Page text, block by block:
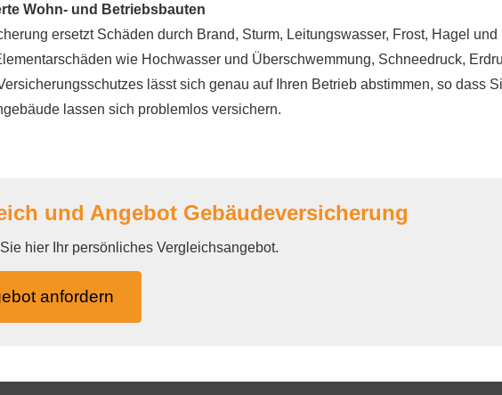
Wohn- und Betriebsbauten
ersetzt Schäden durch Brand, Sturm, Leitungswasser, Frost, Hagel
wie Hochwasser und Überschwemmung, Schneedruck,
lässt sich genau auf Ihren Betrieb abstimmen, so dass
lassen sich problemlos ver­sichern.
und Angebot Ge­bäude­ver­si­che­rung
hier Ihr persönliches Vergleichsangebot.
an­for­dern